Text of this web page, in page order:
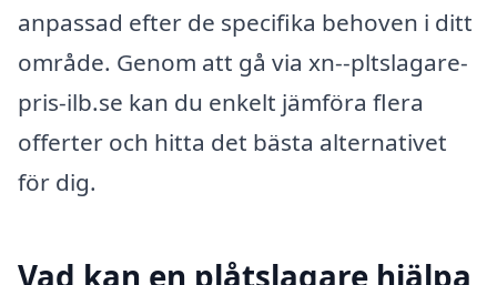
anpassad efter de specifika behoven i ditt
område. Genom att gå via xn--pltslagare-
pris-ilb.se kan du enkelt jämföra flera
offerter och hitta det bästa alternativet
för dig.
Vad kan en plåtslagare hjälpa